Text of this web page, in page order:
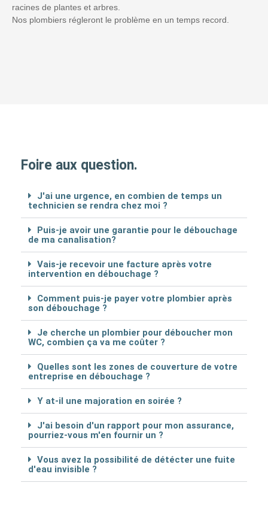
racines de plantes et arbres.
Nos plombiers régleront le problème en un temps record.
Foire aux question.
J'ai une urgence, en combien de temps un
technicien se rendra chez moi ?
Puis-je avoir une garantie pour le débouchage
de ma canalisation?
Vais-je recevoir une facture après votre
intervention en débouchage ?
Comment puis-je payer votre plombier après
son débouchage ?
Je cherche un plombier pour déboucher mon
WC, combien ça va me coûter ?
Quelles sont les zones de couverture de votre
entreprise en débouchage ?
Y at-il une majoration en soirée ?
J'ai besoin d'un rapport pour mon assurance,
pourriez-vous m'en fournir un ?
Vous avez la possibilité de détécter une fuite
d'eau invisible ?